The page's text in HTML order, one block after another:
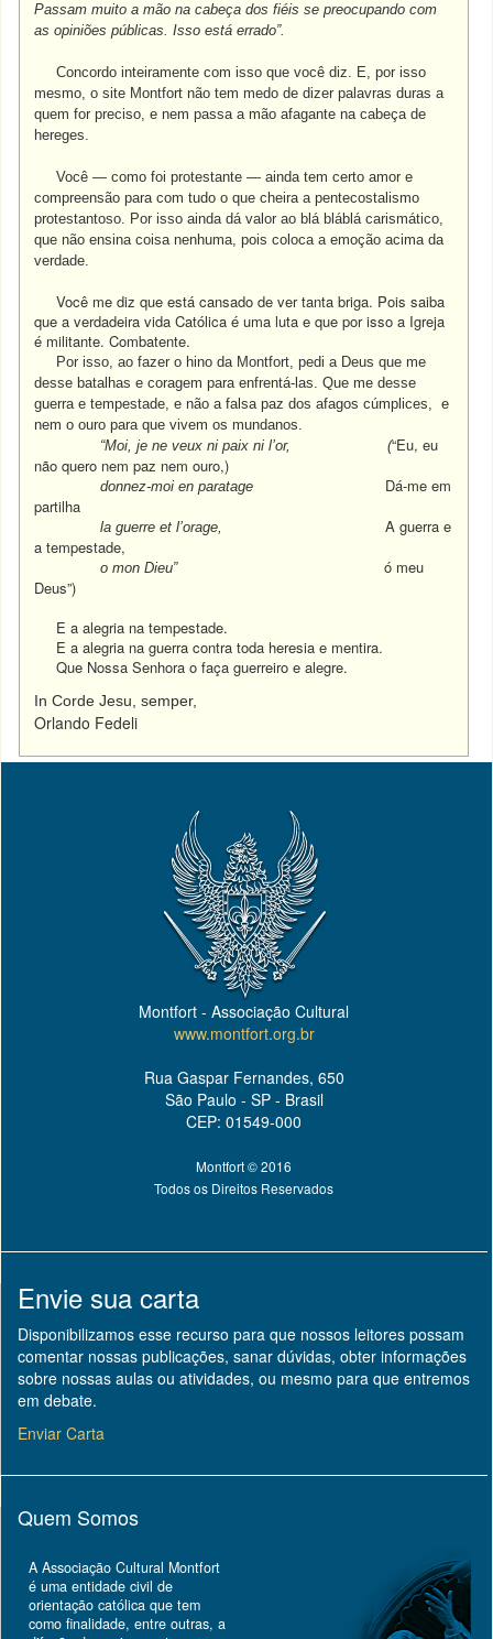
Passam muito a mão na cabeça dos fiéis se preocupando com
as opiniões públicas. Isso está errado”.
Concordo inteiramente com isso que você diz. E, por isso
mesmo, o site Montfort não tem medo de dizer palavras duras a
quem for preciso, e nem passa a mão afagante na cabeça de
hereges.
Você — como foi protestante — ainda tem certo amor e
compreensão para com tudo o que cheira a pentecostalismo
protestantoso. Por isso ainda dá valor ao blá bláblá carismático,
que não ensina coisa nenhuma, pois coloca a emoção acima da
verdade.
Você me diz que está cansado de ver tanta briga. Pois saiba
que a verdadeira vida Católica é uma luta e que por isso a Igreja
é militante. Combatente.
Por isso, ao fazer o hino da Montfort, pedi a Deus que me
desse batalhas e coragem para enfrentá-las. Que me desse
guerra e tempestade, e não a falsa paz dos afagos cúmplices, e
nem o ouro para que vivem os mundanos.
“Moi, je ne veux ni paix ni l’or, (“Eu, eu
não quero nem paz nem ouro,)
donnez-moi en paratage Dá-me em
partilha
la guerre et l’orage,A guerra e
a tempestade,
o mon Dieu”ó meu
Deus”)
E a alegria na tempestade.
E a alegria na guerra contra toda heresia e mentira.
Que Nossa Senhora o faça guerreiro e alegre.
In Corde Jesu, semper,
Orlando Fedeli
Montfort - Associação Cultural
www.montfort.org.br
Rua Gaspar Fernandes, 650
São Paulo - SP - Brasil
CEP: 01549-000
Montfort © 2016
Todos os Direitos Reservados
Envie sua carta
Disponibilizamos esse recurso para que nossos leitores possam
comentar nossas publicações, sanar dúvidas, obter informações
sobre nossas aulas ou atividades, ou mesmo para que entremos
em debate.
Enviar Carta
Quem Somos
A Associação Cultural Montfort
é uma entidade civil de
orientação católica que tem
como finalidade, entre outras, a